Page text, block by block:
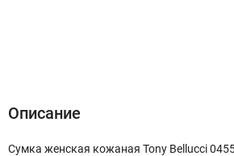
Описание
Сумка женская кожаная Tony Bellucci